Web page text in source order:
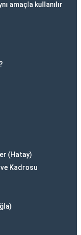
amaçla kullanılır
(Hatay)
ve Kadrosu